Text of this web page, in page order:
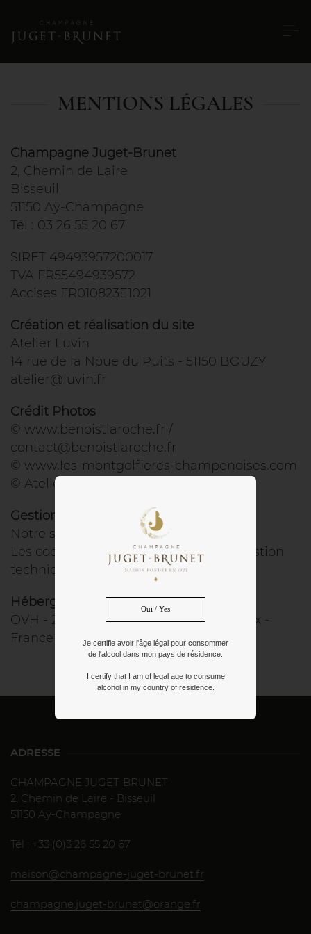
MENTIONS LÉGALES
Champagne Juget-Brunet
2, Chemin de Laire
Bisseuil
51150 Aÿ-Champagne
Tél : 03 26 55 20 67
SIRET 49493957200017
TVA FR55494939572
Accises FR010823E1021
Création et réalisation du site
Atelier Luvin
14 rue de la Noue du Puits - 51150 BOUZY
atelier@luvin.fr
Crédit Photos
© www.benoistlaroche.fr /
contact@benoistlaroche.fr
© www.les-montgolfieres-champenoises.com
© Atelier Luvin
Gestion des cookies
Notre site ne collecte aucune donnée.
Les cookies “OVH” sont utilisés pour gestion
technique et fluidifier la navigation.
Hébergement du site
OVH - 2 rue Kellermann - 59100 Roubaix -
France
ADRESSE
CHAMPAGNE JUGET-BRUNET
2, Chemin de Laire - Bisseuil
51150 Aÿ-Champagne
Tél : +33 (0)3 26 55 20 67
maison@champagne-juget-brunet.fr
champagne.juget-brunet@orange.fr
Oui / Yes
Je certifie avoir l'âge légal pour consommer
de l'alcool dans mon pays de résidence.
I certify that I am of legal age to consume
alcohol in my country of residence.